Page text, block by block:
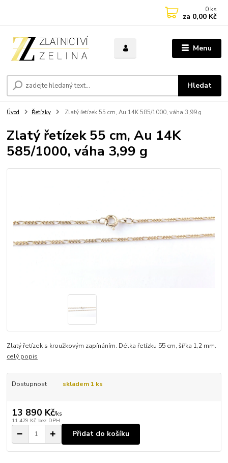
Menu
Hledat
0 ks
za 0,00 Kč
Úvod Řetízky Zlatý řetízek 55 cm, Au 14K 585/1000, váha 3,99 g
Zlatý řetízek 55 cm, Au 14K
585/1000, váha 3,99 g
Zlatý řetízek s kroužkovým zapínáním. Délka řetízku 55 cm, šířka 1,2 mm.
celý popis
Dostupnost skladem 1 ks
13 890 Kč/ks
11 479 Kč bez DPH
Přidat do košíku